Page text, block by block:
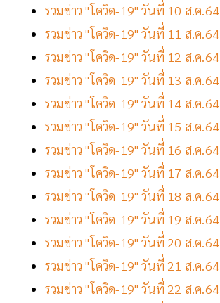
รวมข่าว "โควิด-19" วันที่ 10 ส.ค.64
รวมข่าว "โควิด-19" วันที่ 11 ส.ค.64
รวมข่าว "โควิด-19" วันที่ 12 ส.ค.64
รวมข่าว "โควิด-19" วันที่ 13 ส.ค.64
รวมข่าว "โควิด-19" วันที่ 14 ส.ค.64
รวมข่าว "โควิด-19" วันที่ 15 ส.ค.64
รวมข่าว "โควิด-19" วันที่ 16 ส.ค.64
รวมข่าว "โควิด-19" วันที่ 17 ส.ค.64
รวมข่าว "โควิด-19" วันที่ 18 ส.ค.64
รวมข่าว "โควิด-19" วันที่ 19 ส.ค.64
รวมข่าว "โควิด-19" วันที่ 20 ส.ค.64
รวมข่าว "โควิด-19" วันที่ 21 ส.ค.64
รวมข่าว "โควิด-19" วันที่ 22 ส.ค.64